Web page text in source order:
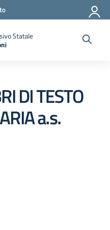
strumenti
Statale
della scuola
DI TESTO
a.s.